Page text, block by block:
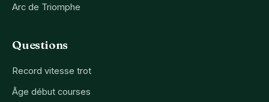
Arc de Triomphe
Questions
Record vitesse trot
Âge début courses